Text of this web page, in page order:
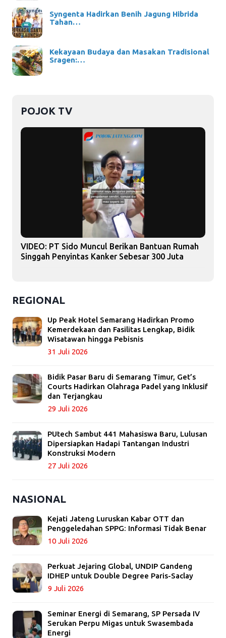
Syngenta Hadirkan Benih Jagung Hibrida
Tahan…
Kekayaan Budaya dan Masakan Tradisional
Sragen:…
POJOK TV
VIDEO: PT Sido Muncul Berikan Bantuan Rumah
Singgah Penyintas Kanker Sebesar 300 Juta
REGIONAL
Up Peak Hotel Semarang Hadirkan Promo
Kemerdekaan dan Fasilitas Lengkap, Bidik
Wisatawan hingga Pebisnis
31 Juli 2026
Bidik Pasar Baru di Semarang Timur, Get’s
Courts Hadirkan Olahraga Padel yang Inklusif
dan Terjangkau
29 Juli 2026
PUtech Sambut 441 Mahasiswa Baru, Lulusan
Dipersiapkan Hadapi Tantangan Industri
Konstruksi Modern
27 Juli 2026
NASIONAL
Kejati Jateng Luruskan Kabar OTT dan
Penggeledahan SPPG: Informasi Tidak Benar
10 Juli 2026
Perkuat Jejaring Global, UNDIP Gandeng
IDHEP untuk Double Degree Paris-Saclay
9 Juli 2026
Seminar Energi di Semarang, SP Persada IV
Serukan Perpu Migas untuk Swasembada
Energi